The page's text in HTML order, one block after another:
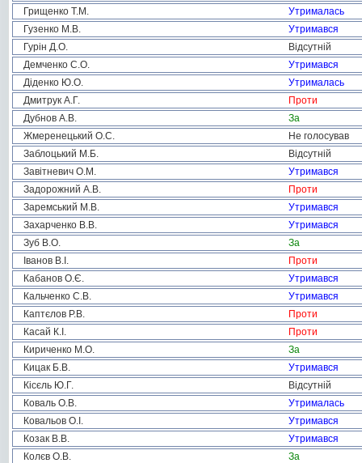
Грищенко Т.М.
Утрималась
Гузенко М.В.
Утримався
Гурін Д.О.
Відсутній
Демченко С.О.
Утримався
Діденко Ю.О.
Утрималась
Дмитрук А.Г.
Проти
Дубнов А.В.
За
Жмеренецький О.С.
Не голосував
Заблоцький М.Б.
Відсутній
Завітневич О.М.
Утримався
Задорожний А.В.
Проти
Заремський М.В.
Утримався
Захарченко В.В.
Утримався
Зуб В.О.
За
Іванов В.І.
Проти
Кабанов О.Є.
Утримався
Кальченко С.В.
Утримався
Каптєлов Р.В.
Проти
Касай К.І.
Проти
Кириченко М.О.
За
Кицак Б.В.
Утримався
Кісєль Ю.Г.
Відсутній
Коваль О.В.
Утрималась
Ковальов О.І.
Утримався
Козак В.В.
Утримався
Колєв О.В.
За